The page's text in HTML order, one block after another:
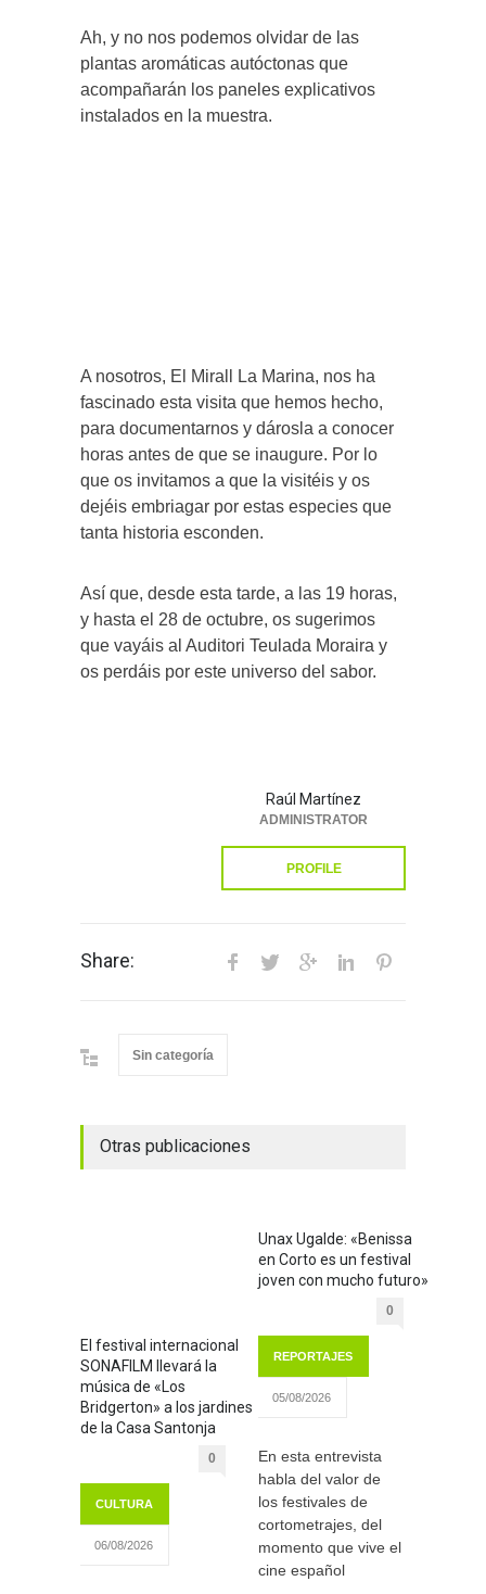
Ah, y no nos podemos olvidar de las
plantas aromáticas autóctonas que
acompañarán los paneles explicativos
instalados en la muestra.
A nosotros, El Mirall La Marina, nos ha
fascinado esta visita que hemos hecho,
para documentarnos y dárosla a conocer
horas antes de que se inaugure. Por lo
que os invitamos a que la visitéis y os
dejéis embriagar por estas especies que
tanta historia esconden.
Así que, desde esta tarde, a las 19 horas,
y hasta el 28 de octubre, os sugerimos
que vayáis al Auditori Teulada Moraira y
os perdáis por este universo del sabor.
Raúl Martínez
ADMINISTRATOR
PROFILE
Share:
Sin categoría
Otras publicaciones
El festival internacional
SONAFILM llevará la
música de «Los
Bridgerton» a los jardines
de la Casa Santonja
0
CULTURA
06/08/2026
Unax Ugalde: «Benissa
en Corto es un festival
joven con mucho futuro»
0
REPORTAJES
05/08/2026
En esta entrevista
habla del valor de
los festivales de
cortometrajes, del
momento que vive el
cine español